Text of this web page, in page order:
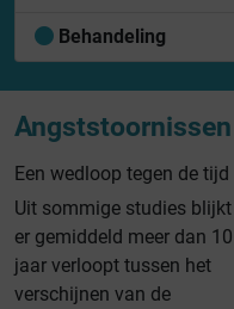
Behandeling
Een wedloop tegen de tijd
Uit sommige studies
er gemiddeld meer dan 10
jaar verloopt tussen het
verschijnen van de